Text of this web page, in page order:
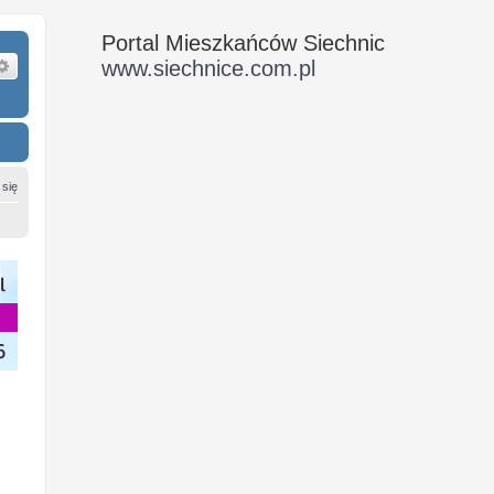
Wyszukiwanie zaawansowane
się
Portal Mieszkańców Siechnic
www.siechnice.com.pl